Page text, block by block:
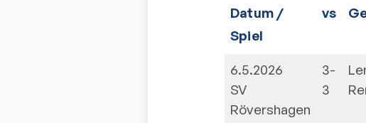
Datum /
Spiel
vs
6.5.2026
SV
Rövershagen
3-
3